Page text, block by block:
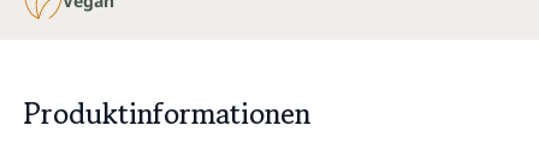
Produktinformationen